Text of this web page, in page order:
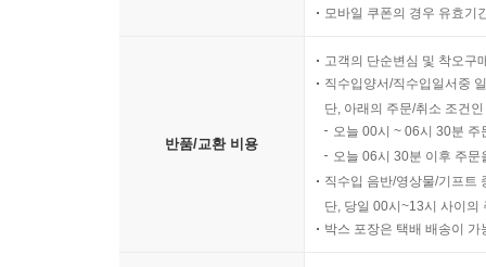
모바일 쿠폰의 경우 유효기
반품/교환 비용
고객의 단순변심 및 착오구
직수입양서/직수입일서중
단, 아래의 주문/취소 조건
오늘 00시 ~ 06시 30분
오늘 06시 30분 이후 주
직수입 음반/영상물/기프트
단, 당일 00시~13시 사이의
박스 포장은 택배 배송이